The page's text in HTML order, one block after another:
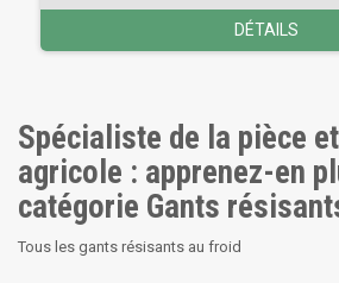
DÉTAILS
Spécialiste de la pièce
agricole : apprenez-en
catégorie Gants
Tous les gants résisants au froid